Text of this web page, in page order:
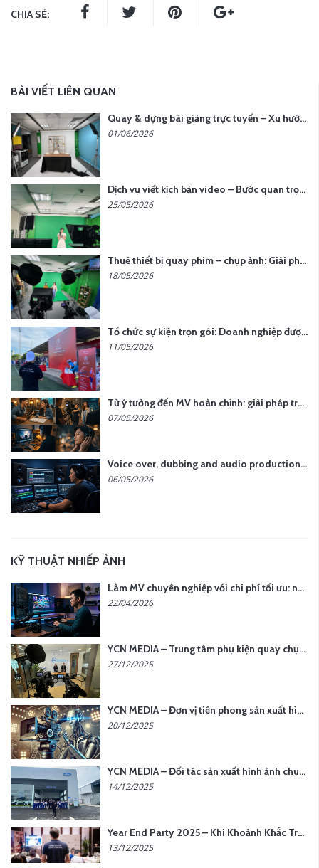
CHIA SẺ:
BÀI VIẾT LIÊN QUAN
Quay & dựng bài giảng trực tuyến – Xu hướng đào tạo thời đại số
01/06/2026
Dịch vụ viết kịch bản video – Bước quan trọng quyết định thành công nội dung
25/05/2026
Thuê thiết bị quay phim – chụp ảnh: Giải pháp tối ưu chi phí cho doanh nghiệp
18/05/2026
Tổ chức sự kiện trọn gói: Doanh nghiệp được gì khi chọn đơn vị chuyên nghiệp?
11/05/2026
Từ ý tưởng đến MV hoàn chỉnh: giải pháp trọn gói tại YCN Media
07/05/2026
Voice over, dubbing and audio production services in Vietnam for global content
06/05/2026
KỸ THUẬT NHIẾP ẢNH
Làm MV chuyên nghiệp với chi phí tối ưu: nên chọn quay thực tế hay video AI?
22/04/2026
YCN MEDIA – Trung tâm phụ kiện quay chụp tại Hà Nội
27/12/2025
YCN MEDIA – Đơn vị tiên phong sản xuất hình ảnh & âm thanh bằng AI tại Hà Nội
20/12/2025
YCN MEDIA – Đối tác sản xuất hình ảnh chuyên nghiệp cho doanh nghiệp tại Hà Nội
14/12/2025
Year End Party 2025 – Khi Khoảnh Khắc Trở Thành Dấu Ấn | Gói Ưu Đãi Tháng 12 Từ YCN Media
13/12/2025